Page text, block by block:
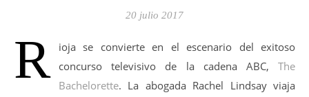
20 julio 2017
R
ioja se convierte en el escenario del exitoso
concurso televisivo de la cadena ABC, The
Bachelorette. La abogada Rachel Lindsay viaja